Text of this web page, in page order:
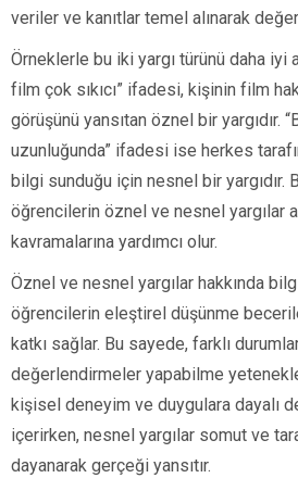
veriler ve kanıtlar temel alınarak
Örneklerle bu iki yargı türünü daha iyi
film çok sıkıcı” ifadesi, kişinin film
görüşünü yansıtan öznel bir yargıdır.
uzunluğunda” ifadesi ise herkes
bilgi sunduğu için nesnel bir yargıdır.
öğrencilerin öznel ve nesnel yargılar
kavramalarına yardımcı olur.
Öznel ve nesnel yargılar hakkında
öğrencilerin eleştirel düşünme
katkı sağlar. Bu sayede, farklı
değerlendirmeler yapabilme
kişisel deneyim ve duygulara dayalı
içerirken, nesnel yargılar somut ve
dayanarak gerçeği yansıtır.